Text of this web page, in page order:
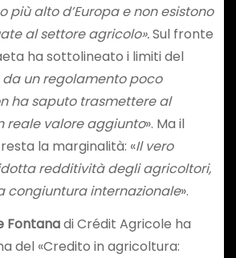
più alto d’Europa e non esistono
al settore agricolo».Sul fronte
ha sottolineato i limiti del
da un regolamento poco
ha saputo trasmettere al
reale valore aggiunto». Ma il
la marginalità: «Il vero
redditività degli agricoltori,
congiuntura internazionale».
Fontanadi Crédit Agricole ha
del «Credito in agricoltura: